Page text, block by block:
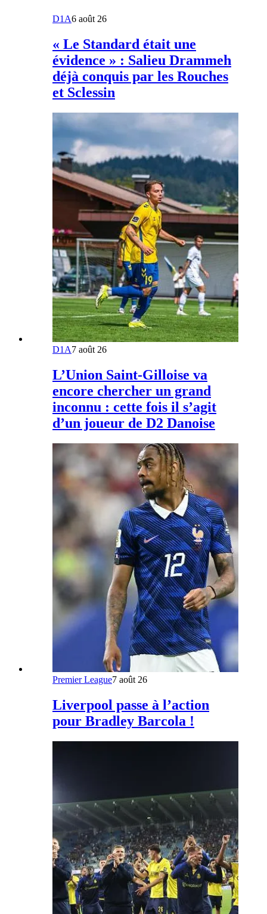
D1A6 août 26
« Le Standard était une
évidence » : Salieu Drammeh
déjà conquis par les Rouches
et Sclessin
D1A7 août 26
L’Union Saint-Gilloise va
encore chercher un grand
inconnu : cette fois il s’agit
d’un joueur de D2 Danoise
Premier League7 août 26
Liverpool passe à l’action
pour Bradley Barcola !